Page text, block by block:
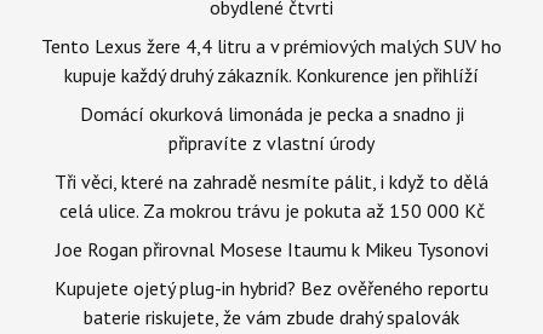
obydlené čtvrti
Tento Lexus žere 4,4 litru a v prémiových malých SUV ho
kupuje každý druhý zákazník. Konkurence jen přihlíží
Domácí okurková limonáda je pecka a snadno ji
připravíte z vlastní úrody
Tři věci, které na zahradě nesmíte pálit, i když to dělá
celá ulice. Za mokrou trávu je pokuta až 150 000 Kč
Joe Rogan přirovnal Mosese Itaumu k Mikeu Tysonovi
Kupujete ojetý plug-in hybrid? Bez ověřeného reportu
baterie riskujete, že vám zbude drahý spalovák